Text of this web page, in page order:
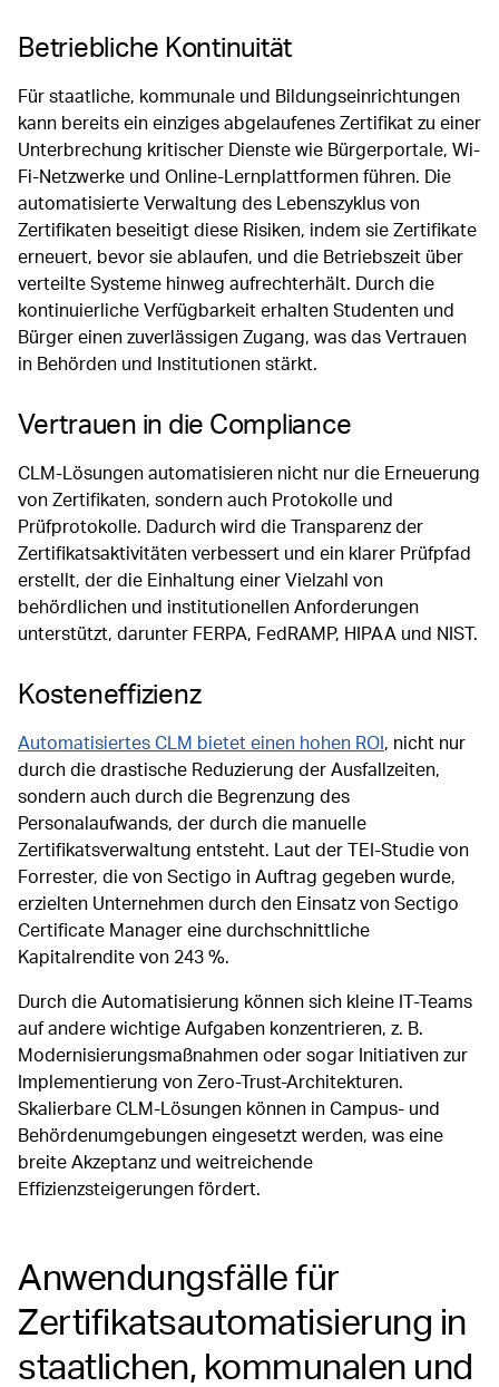
Betriebliche Kontinuität
Für staatliche, kommunale und Bildungseinrichtungen
kann bereits ein einziges abgelaufenes Zertifikat zu einer
Unterbrechung kritischer Dienste wie Bürgerportale, Wi-
Fi-Netzwerke und Online-Lernplattformen führen. Die
automatisierte Verwaltung des Lebenszyklus von
Zertifikaten beseitigt diese Risiken, indem sie Zertifikate
erneuert, bevor sie ablaufen, und die Betriebszeit über
verteilte Systeme hinweg aufrechterhält. Durch die
kontinuierliche Verfügbarkeit erhalten Studenten und
Bürger einen zuverlässigen Zugang, was das Vertrauen
in Behörden und Institutionen stärkt.
Vertrauen in die Compliance
CLM-Lösungen automatisieren nicht nur die Erneuerung
von Zertifikaten, sondern auch Protokolle und
Prüfprotokolle. Dadurch wird die Transparenz der
Zertifikatsaktivitäten verbessert und ein klarer Prüfpfad
erstellt, der die Einhaltung einer Vielzahl von
behördlichen und institutionellen Anforderungen
unterstützt, darunter FERPA, FedRAMP, HIPAA und NIST.
Kosteneffizienz
Automatisiertes CLM bietet einen hohen ROI , nicht nur
durch die drastische Reduzierung der Ausfallzeiten,
sondern auch durch die Begrenzung des
Personalaufwands, der durch die manuelle
Zertifikatsverwaltung entsteht. Laut der TEI-Studie von
Forrester, die von Sectigo in Auftrag gegeben wurde,
erzielten Unternehmen durch den Einsatz von Sectigo
Certificate Manager eine durchschnittliche
Kapitalrendite von 243 %.
Durch die Automatisierung können sich kleine IT-Teams
auf andere wichtige Aufgaben konzentrieren, z. B.
Modernisierungsmaßnahmen oder sogar Initiativen zur
Implementierung von Zero-Trust-Architekturen.
Skalierbare CLM-Lösungen können in Campus- und
Behördenumgebungen eingesetzt werden, was eine
breite Akzeptanz und weitreichende
Effizienzsteigerungen fördert.
Anwendungsfälle für
Zertifikatsautomatisierung in
staatlichen, kommunalen und